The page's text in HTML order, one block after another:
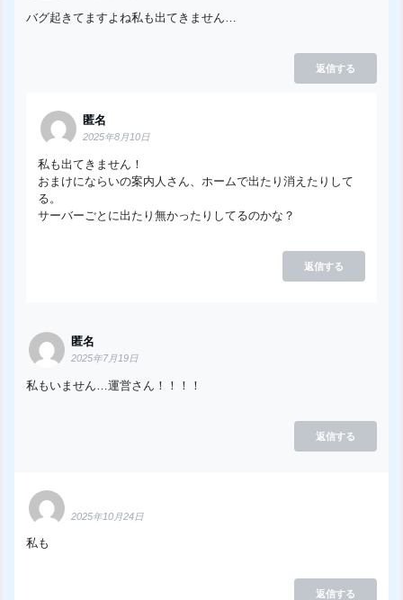
バグ起きてますよね私も出てきません…
返信する
匿名
2025年8月10日
私も出てきません！
おまけにならいの案内人さん、ホームで出たり消えたりして
る。
サーバーごとに出たり無かったりしてるのかな？
返信する
匿名
2025年7月19日
私もいません…運営さん！！！！
返信する
2025年10月24日
私も
返信する